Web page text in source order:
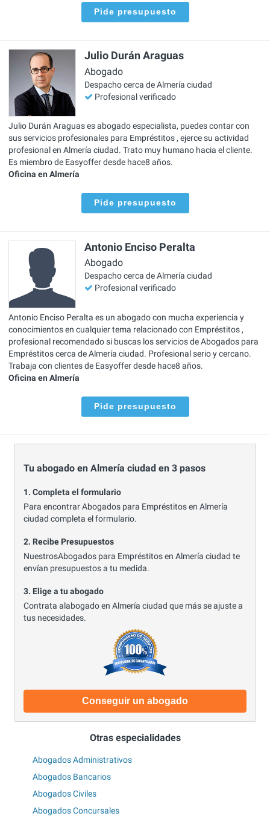
Pide presupuesto
Julio Durán Araguas
Abogado
Despacho cerca de Almería ciudad
Profesional verificado
Julio Durán Araguas es abogado especialista, puedes contar con
sus servicios profesionales para Empréstitos , ejerce su actividad
profesional en Almería ciudad. Trato muy humano hacia el cliente.
Es miembro de Easyoffer desde hace8 años.
Oficina en Almería
Pide presupuesto
Antonio Enciso Peralta
Abogado
Despacho cerca de Almería ciudad
Profesional verificado
Antonio Enciso Peralta es un abogado con mucha experiencia y
conocimientos en cualquier tema relacionado con Empréstitos ,
profesional recomendado si buscas los servicios de Abogados para
Empréstitos cerca de Almería ciudad. Profesional serio y cercano.
Trabaja con clientes de Easyoffer desde hace8 años.
Oficina en Almería
Pide presupuesto
Tu abogado en Almería ciudad en 3 pasos
1. Completa el formulario
Para encontrar Abogados para Empréstitos en Almería
ciudad completa el formulario.
2. Recibe Presupuestos
NuestrosAbogados para Empréstitos en Almería ciudad te
envían presupuestos a tu medida.
3. Elige a tu abogado
Contrata alabogado en Almería ciudad que más se ajuste a
tus necesidades.
Conseguir un abogado
Otras especialidades
Abogados Administrativos
Abogados Bancarios
Abogados Civiles
Abogados Concursales